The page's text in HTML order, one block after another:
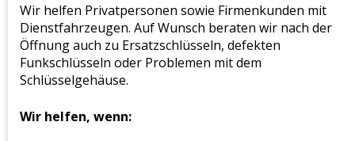
Wir helfen Privatpersonen sowie Firmenkunden mit
Dienstfahrzeugen. Auf Wunsch beraten wir nach der
Öffnung auch zu Ersatzschlüsseln, defekten
Funkschlüsseln oder Problemen mit dem
Schlüsselgehäuse.
Wir helfen, wenn: